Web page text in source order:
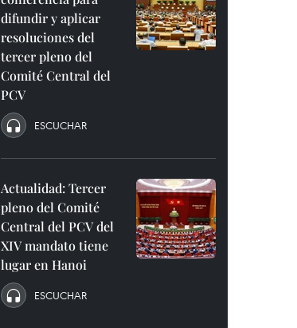
difundir y aplicar
resoluciones del
tercer pleno del
Comité Central del
PCV
ESCUCHAR
Actualidad: Tercer
pleno del Comité
Central del PCV del
XIV mandato tiene
lugar en Hanoi
ESCUCHAR